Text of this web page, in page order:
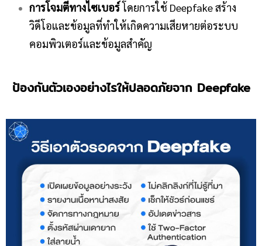
การโจมตีทางไซเบอร์โดยการใช้ Deepfake สร้าง
วิดีโอและข้อมูลที่ทำให้เกิดความเสียหายต่อระบบ
คอมพิวเตอร์และข้อมูลสำคัญ
ป้องกันตัวเองอย่างไรให้ปลอดภัยจาก Deepfake